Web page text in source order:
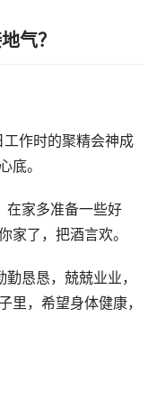
气？
作时的聚精会神成
底。
在家多准备一些好
家了，把酒言欢。
恳恳，兢兢业业，
里，希望身体健康，